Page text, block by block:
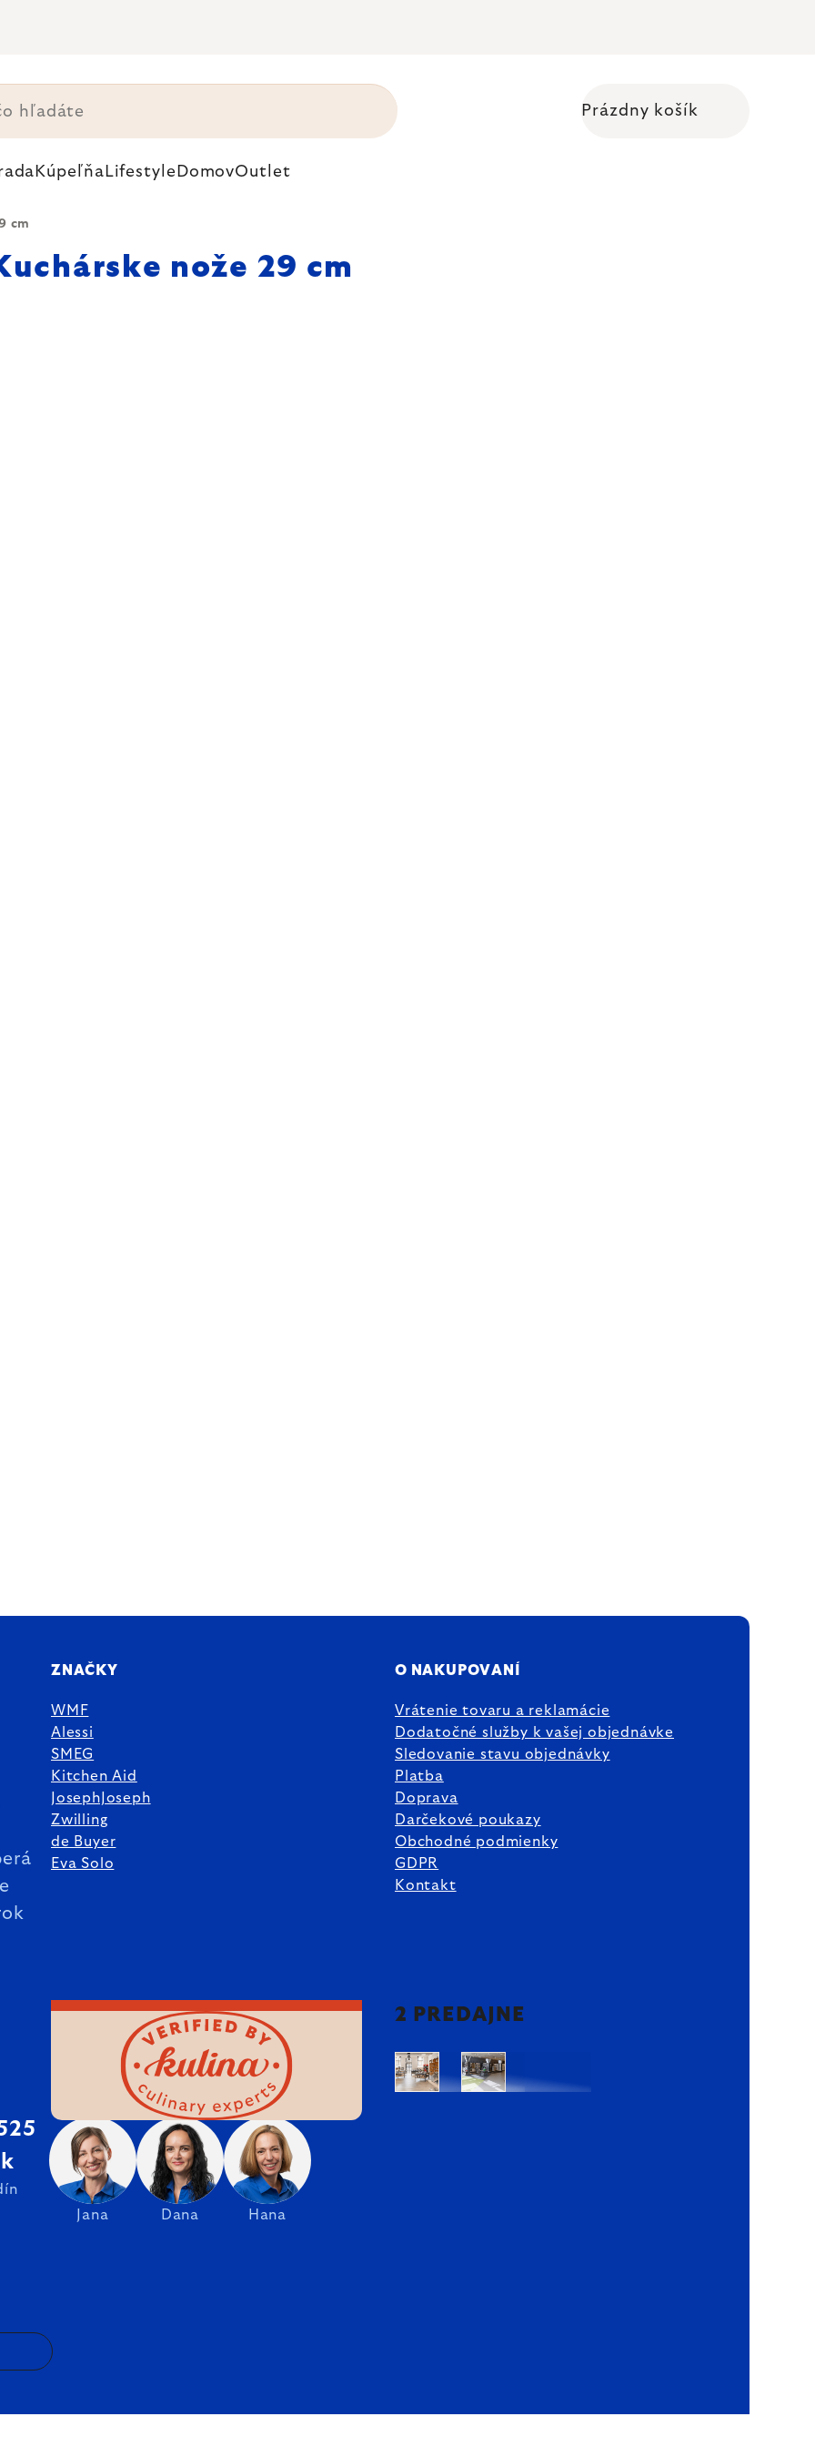
Prázdny košík
Kúpeľňa Lifestyle DomovOutlet
cm
nože 29 cm
ZNAČKY
WMF
Alessi
SMEG
Kitchen Aid
JosephJoseph
Zwilling
de Buyer
Eva Solo
O NAKUPOVANÍ
Vrátenie tovaru a reklamácie
Dodatočné služby k vašej objednávke
Sledovanie stavu objednávky
Platba
Doprava
Darčekové poukazy
Obchodné podmienky
GDPR
Kontakt
Jana Dana Hana
2 PREDAJNE